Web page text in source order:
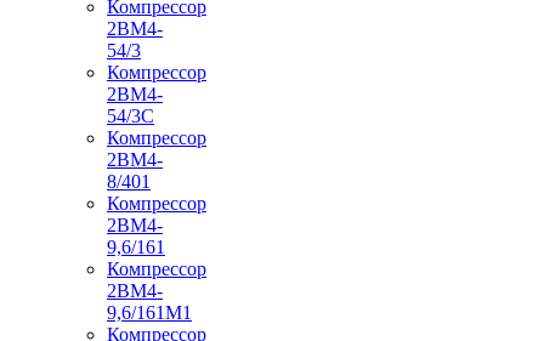
Компрессор
2ВМ4-
54/3
Компрессор
2ВМ4-
54/3С
Компрессор
2ВМ4-
8/401
Компрессор
2ВМ4-
9,6/161
Компрессор
2ВМ4-
9,6/161М1
Компрессор